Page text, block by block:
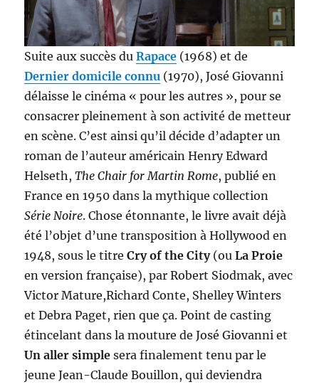
Suite aux succès duRapace (1968) et de
Dernier domicile connu (1970), José Giovanni
délaisse le cinéma « pour les autres », pour se
consacrer pleinement à son activité de metteur
en scène. C’est ainsi qu’il décide d’adapter un
roman de l’auteur américain Henry Edward
Helseth,The Chair for Martin Rome, publié en
France en 1950 dans la mythique collection
Série Noire. Chose étonnante, le livre avait déjà
été l’objet d’une transposition à Hollywood en
1948, sous le titreCry of the City(ouLa Proie
en version française), par Robert Siodmak, avec
Victor Mature,Richard Conte, Shelley Winters
et Debra Paget, rien que ça. Point de casting
étincelant dans la mouture de José Giovanni et
Un aller simple sera finalement tenu par le
jeune Jean-Claude Bouillon, qui deviendra